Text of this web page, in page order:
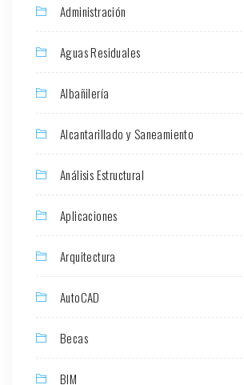
Administración
Aguas Residuales
Albañilería
Alcantarillado y Saneamiento
Análisis Estructural
Aplicaciones
Arquitectura
AutoCAD
Becas
BIM